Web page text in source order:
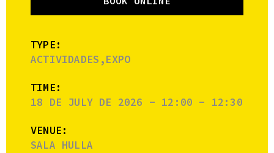
TYPE:
ACTIVIDADES,EXPO
TIME:
18 DE JULY DE 2026 - 12:00 - 12:30
VENUE:
SALA HULLA